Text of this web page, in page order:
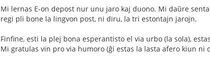
Mi lernas E-on depost nur unu jaro kaj duono. Mi daŭre
regi pli bone la lingvon post, ni diru, la tri estontajn jarojn.
Finfine, esti la plej bona esperantisto el via urbo (la sola),
Mi gratulas vin pro via humoro (ĝi estas la lasta afero kiun ni